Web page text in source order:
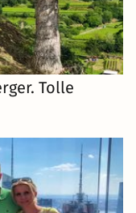
Tolle